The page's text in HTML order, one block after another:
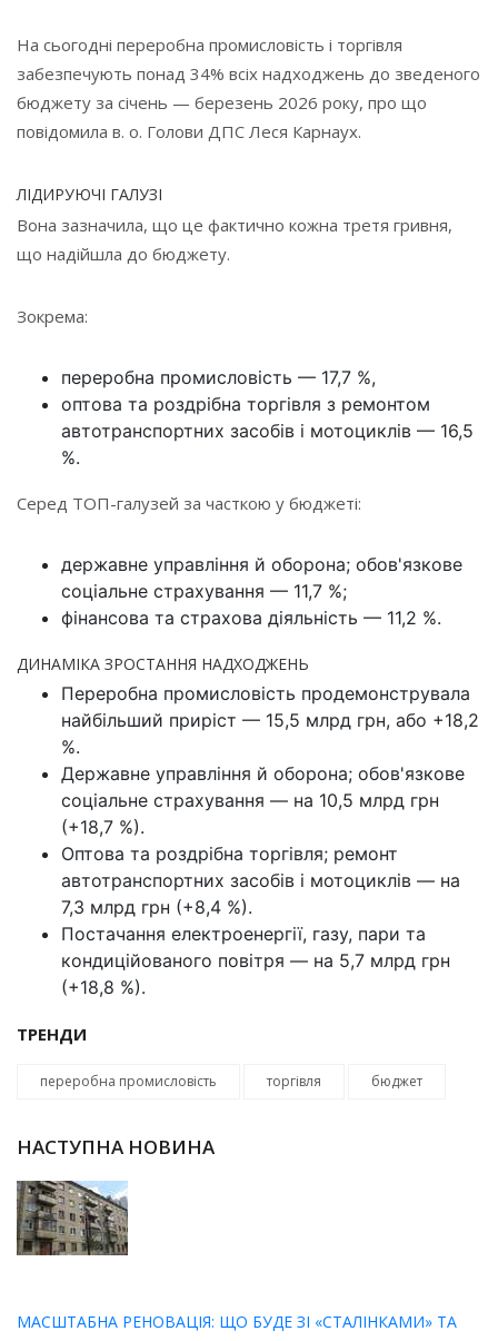
На сьогодні переробна промисловість і торгівля
забезпечують понад 34% всіх надходжень до зведеного
бюджету за січень — березень 2026 року, про що
повідомила в. о. Голови ДПС Леся Карнаух.
ЛІДИРУЮЧІ ГАЛУЗІ
Вона зазначила, що це фактично кожна третя гривня,
що надійшла до бюджету.
Зокрема:
переробна промисловість — 17,7 %,
оптова та роздрібна торгівля з ремонтом
автотранспортних засобів і мотоциклів — 16,5
%.
Серед ТОП-галузей за часткою у бюджеті:
державне управління й оборона; обов'язкове
соціальне страхування — 11,7 %;
фінансова та страхова діяльність — 11,2 %.
ДИНАМІКА ЗРОСТАННЯ НАДХОДЖЕНЬ
Переробна промисловість продемонструвала
найбільший приріст — 15,5 млрд грн, або +18,2
%.
Державне управління й оборона; обов'язкове
соціальне страхування — на 10,5 млрд грн
(+18,7 %).
Оптова та роздрібна торгівля; ремонт
автотранспортних засобів і мотоциклів — на
7,3 млрд грн (+8,4 %).
Постачання електроенергії, газу, пари та
кондиційованого повітря — на 5,7 млрд грн
(+18,8 %).
ТРЕНДИ
переробна промисловість торгівля бюджет
НАСТУПНА НОВИНА
МАСШТАБНА РЕНОВАЦІЯ: ЩО БУДЕ ЗІ «СТАЛІНКАМИ» ТА